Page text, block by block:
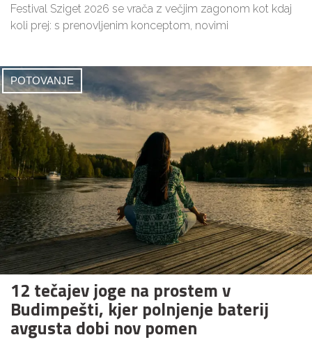
Festival Sziget 2026 se vrača z večjim zagonom kot kdaj
koli prej: s prenovljenim konceptom, novimi
POTOVANJE
12 tečajev joge na prostem v
Budimpešti, kjer polnjenje baterij
avgusta dobi nov pomen